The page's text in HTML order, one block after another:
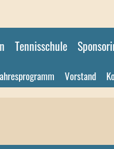
Tennisschule
Vorstand